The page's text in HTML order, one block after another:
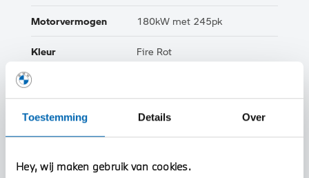
Toestemming Details Over
Hey, wij maken gebruik van cookies.
Motorvermogen 180kW met 245pk
Kleur Fire Rot
Interieur
Btw/Marge BTW
TOON ALLE EIGENSCHAPPEN